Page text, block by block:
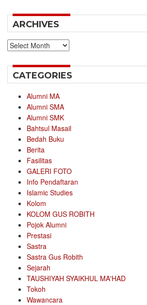
ARCHIVES
Archives
CATEGORIES
Alumni MA
Alumni SMA
Alumni SMK
Bahtsul Masail
Bedah Buku
Berita
Fasilitas
GALERI FOTO
Info Pendaftaran
Islamic Studies
Kolom
KOLOM GUS ROBITH
Pojok Alumni
Prestasi
Sastra
Sastra Gus Robith
Sejarah
TAUSHIYAH SYAIKHUL MA'HAD
Tokoh
Wawancara